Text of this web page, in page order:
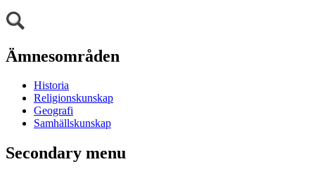
Ämnesområden
Historia
Religionskunskap
Geografi
Samhällskunskap
Secondary menu